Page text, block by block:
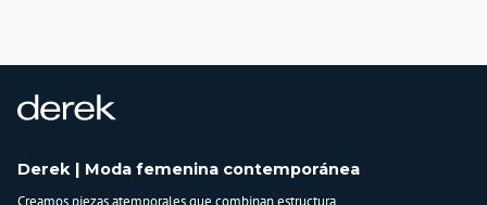
Importador:
Cuidado y Lavado
planchar a temperatura tibia
Composición:
Derek | Moda femenina contemporánea